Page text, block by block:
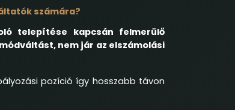
számára?
telepítése kapcsán felmerülő
nem jár az elszámolási
pozíció így hosszabb távon